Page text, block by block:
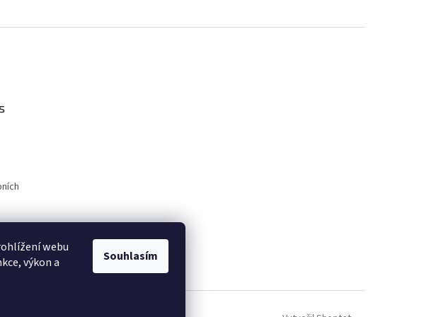
webu
výkon a
Souhlasím